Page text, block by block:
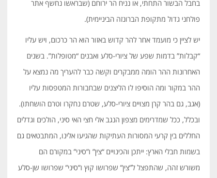
בחבל הבשור התחתי, או נניח הר ירוחם (שבראשו נחשף אתר
פולחני גדול מתקופת הברונזה הביניימית).
יש לציין כי מועמד אחר להר קדוש באזור הוא הר כרכום, ויש עליו
“קבלות” בדמות שפע של ציורי-סלע ואבנים “מטופלות”. בשנים
האחרונות ההר הומה ממבקרים וקשה כבר להעריך מה נמצא על
ההר במקור ומה הוסיפו לו הליצנים שבחבורות המטפסות עליו
(אגב, גם בהר קרן מצויים ציורי-סלע, שטרם נחקרו וטרם הושחתו).
ובכלל, ככל שמדרימים מצפון הנגב אלי חצי האי סיני, הולכים וגדלים
החללים בין קרעי המסורות העתיקות שהגיעו אלינו, המתבטאים גם
בשמות חבלי הארץ: ייתכן והכינויים “צין” ו”סיני” במקורם הם
משורש זהה, שהתפצל ל”צין” שפרושו קוץ ו”סיני” שפרושו שן-סלע